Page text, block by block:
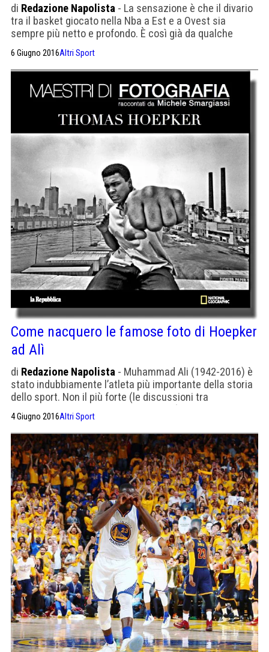
di Redazione Napolista - La sensazione è che il divario
tra il basket giocato nella Nba a Est e a Ovest sia
sempre più netto e profondo. È così già da qualche
sia per quanto riguarda le punte di eccellenza. Per
questo motivo, molti osservatori consideravano le finali
della […]
6 Giugno 2016Altri Sport
Come nacquero le famose foto di Hoepker
ad Alì
di Redazione Napolista - Muhammad Ali (1942-2016) è
stato indubbiamente l’atleta più importante della storia
dello sport. Non il più forte (le discussioni tra
appassionati non terminerebbero mai) ma sicuramente
il più importante. Io sono leggenda. Possiamo dirlo
senza alcun timore. Un personaggio che ha attraversato
gli anni finendo per essere un figura unica di sportivo,
politico ed icona pop. […]
4 Giugno 2016Altri Sport